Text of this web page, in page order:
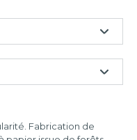
Fabrication de